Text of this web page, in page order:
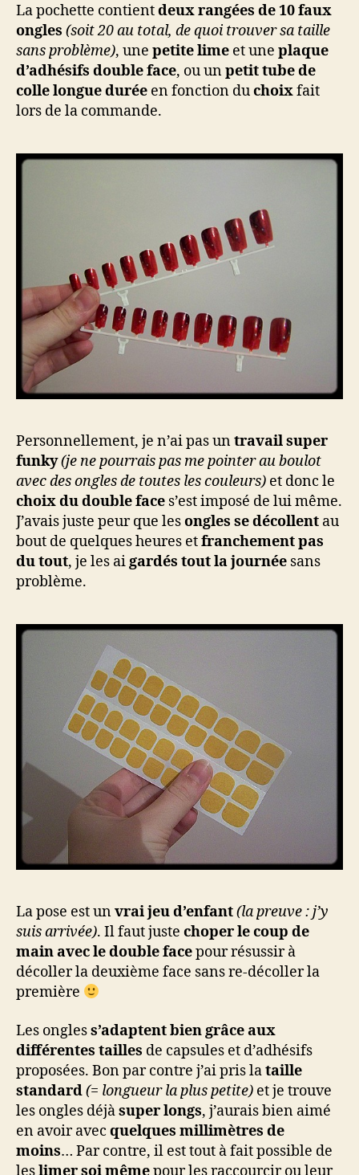
La pochette contientdeux rangées de 10 faux
ongles (soit 20 au total, de quoi trouver sa taille
sans problème), une petite lime et une plaque
d’adhésifs double face, ou unpetit tube de
colle longue durée en fonction duchoixfait
lors de la commande.
Personnellement, je n’ai pas untravail super
funky(je ne pourrais pas me pointer au boulot
avec des ongles de toutes les couleurs) et donc le
choix du double face s’est imposé de lui même.
J’avais juste peur que lesongles se décollent au
bout de quelques heures etfranchement pas
du tout, je les aigardés tout la journée sans
problème.
La pose est unvrai jeu d’enfant(la preuve : j’y
suis arrivée). Il faut juste choper le coup de
main avec le double facepour résussir à
décoller la deuxième face sans re-décoller la
première
Les ongless’adaptent bien grâce aux
différentes tailles de capsules et d’adhésifs
proposées. Bon par contre j’ai pris lataille
standard(= longueur la plus petite) et je trouve
les ongles déjàsuper longs, j’aurais bien aimé
en avoir avec quelques millimètres de
moins… Par contre, il est tout à fait possible de